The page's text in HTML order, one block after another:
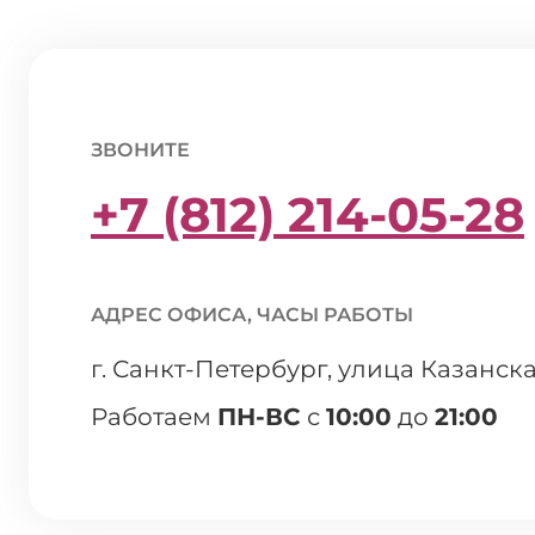
ЗВОНИТЕ
+7 (812) 214-05-28
АДРЕС ОФИСА, ЧАСЫ РАБОТЫ
г. Санкт-Петербург, улица
Работаем ПН-ВС с 10:00 до 21:00